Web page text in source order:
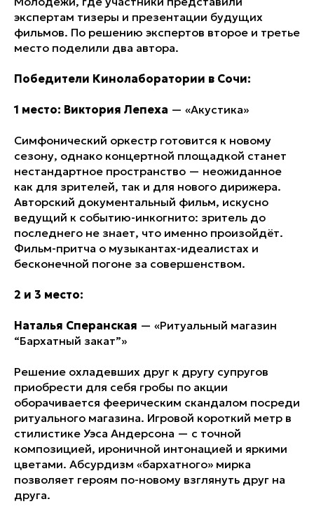
экспертам тизеры и презентации будущих
фильмов. По решению экспертов второе и третье
место поделили два автора.
Победители Кинолаборатории в Сочи:
1 место: Виктория Лепеха — «Акустика»
Симфонический оркестр готовится к новому
сезону, однако концертной площадкой станет
нестандартное пространство — неожиданное
как для зрителей, так и для нового дирижера.
Авторский документальный фильм, искусно
ведущий к событию-инкогнито: зритель до
последнего не знает, что именно произойдёт.
Фильм-притча о музыкантах-идеалистах и
бесконечной погоне за совершенством.
2 и 3 место:
Наталья Сперанская — «Ритуальный магазин
“Бархатный закат”»
Решение охладевших друг к другу супругов
приобрести для себя гробы по акции
оборачивается феерическим скандалом посреди
ритуального магазина. Игровой короткий метр в
стилистике Уэса Андерсона — с точной
композицией, ироничной интонацией и яркими
цветами. Абсурдизм «бархатного» мирка
позволяет героям по-новому взглянуть друг на
друга.